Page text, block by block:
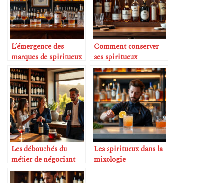
L’émergence des
marques de spiritueux
de luxe français
Comment conserver
ses spiritueux
correctement
Les débouchés du
métier de négociant
en vin
Les spiritueux dans la
mixologie